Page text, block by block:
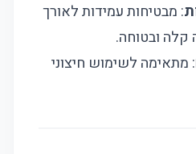
: מבטיחות עמידות לאורך
קלה ובטוחה.
: מתאימה לשימוש חיצוני